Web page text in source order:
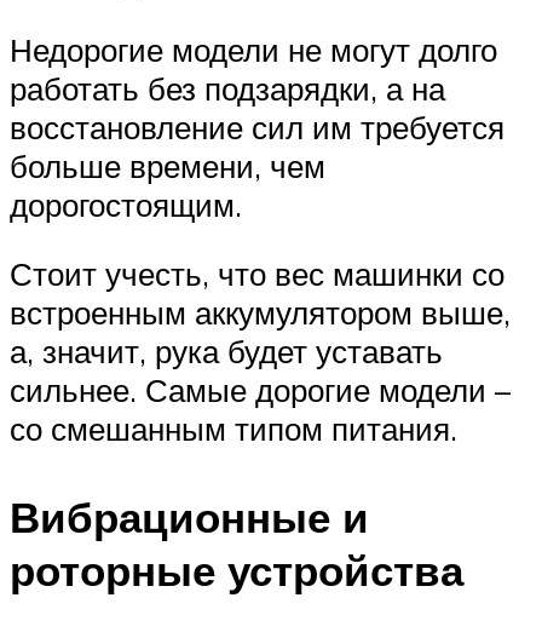
Недорогие модели не могут долго
работать без подзарядки, а на
восстановление сил им требуется
больше времени, чем
дорогостоящим.
Стоит учесть, что вес машинки со
встроенным аккумулятором выше,
а, значит, рука будет уставать
сильнее. Самые дорогие модели –
со смешанным типом питания.
Вибрационные и
роторные устройства